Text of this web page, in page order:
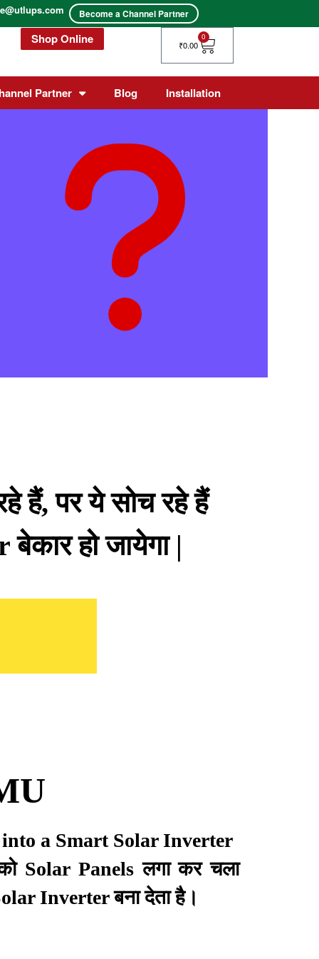
Become a Channel Partner
Shop Online ₹0.00
0
Cart
Partner Blog Installation
हैं, पर ये सोच रहे हैं
हो जायेगा |
a Smart Solar Inverter
Solar Panels लगा कर चला
Inverter बना देता है।